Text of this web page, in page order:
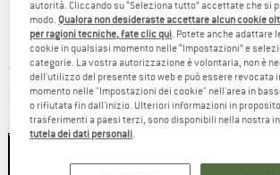
Prezzo:
42,70€ incl. IVA
più Spese di spedizioneInformazioni sui costi di
Colore:Red
autorità. Cliccando su “Seleziona tutto” accettate che si
modo. Qualora non desideraste accettare alcun cookie
per ragioni tecniche, fate clic qui. Potete anche adattare
cookie in qualsiasi momento nelle “Impostazioni” e
categorie. La vostra autorizzazione è volontaria, non è
dell'utilizzo del presente sito web e può essere revocata
momento nelle "Impostazioni dei cookie" nell'area in
o rifiutata fin dall'inizio. Ulteriori informazioni in
trasferimenti a paesi terzi, sono disponibili nella nostra
tutela dei dati personali.